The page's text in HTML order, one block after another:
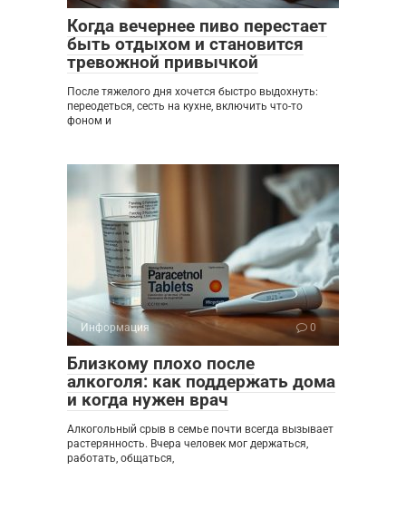
Когда вечернее пиво перестает
быть отдыхом и становится
тревожной привычкой
После тяжелого дня хочется быстро выдохнуть:
переодеться, сесть на кухне, включить что-то
фоном и
Информация 0
Близкому плохо после
алкоголя: как поддержать дома
и когда нужен врач
Алкогольный срыв в семье почти всегда вызывает
растерянность. Вчера человек мог держаться,
работать, общаться,